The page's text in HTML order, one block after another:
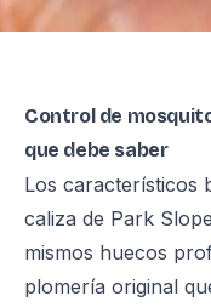
Control de
que debe saber
Los característicos
caliza de Park
mismos huecos
plomería original